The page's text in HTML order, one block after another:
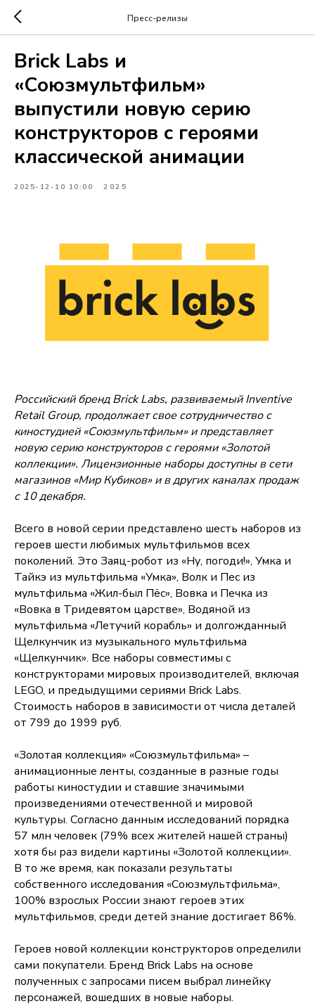
Пресс-релизы
Brick Labs и
«Союзмультфильм»
выпустили новую серию
конструкторов с героями
классической анимации
2025-12-10 10:00 2025
Российский бренд Brick Labs, развиваемый Inventive
Retail Group, продолжает свое сотрудничество с
киностудией «Союзмультфильм» и представляет
новую серию конструкторов с героями «Золотой
коллекции». Лицензионные наборы доступны в сети
магазинов «Мир Кубиков» и в других каналах продаж
с 10 декабря.
Всего в новой серии представлено шесть наборов из
героев шести любимых мультфильмов всех
поколений. Это Заяц-робот из «Ну, погоди!», Умка и
Тайкэ из мультфильма «Умка», Волк и Пес из
мультфильма «Жил-был Пёс», Вовка и Печка из
«Вовка в Тридевятом царстве», Водяной из
мультфильма «Летучий корабль» и долгожданный
Щелкунчик из музыкального мультфильма
«Щелкунчик». Все наборы совместимы с
конструкторами мировых производителей, включая
LEGO, и предыдущими сериями Brick Labs.
Стоимость наборов в зависимости от числа деталей
от 799 до 1999 руб.
«Золотая коллекция» «Союзмультфильма» –
анимационные ленты, созданные в разные годы
работы киностудии и ставшие значимыми
произведениями отечественной и мировой
культуры. Согласно данным исследований порядка
57 млн человек (79% всех жителей нашей страны)
хотя бы раз видели картины «Золотой коллекции».
В то же время, как показали результаты
собственного исследования «Союзмультфильма»,
100% взрослых России знают героев этих
мультфильмов, среди детей знание достигает 86%.
Героев новой коллекции конструкторов определили
сами покупатели. Бренд Brick Labs на основе
полученных с запросами писем выбрал линейку
персонажей, вошедших в новые наборы.